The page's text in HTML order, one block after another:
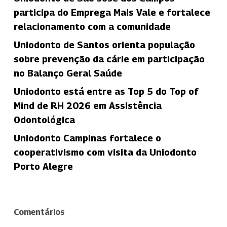
participa do Emprega Mais Vale e fortalece
relacionamento com a comunidade
Uniodonto de Santos orienta população
sobre prevenção da cárie em participação
no Balanço Geral Saúde
Uniodonto está entre as Top 5 do Top of
Mind de RH 2026 em Assistência
Odontológica
Uniodonto Campinas fortalece o
cooperativismo com visita da Uniodonto
Porto Alegre
Comentários